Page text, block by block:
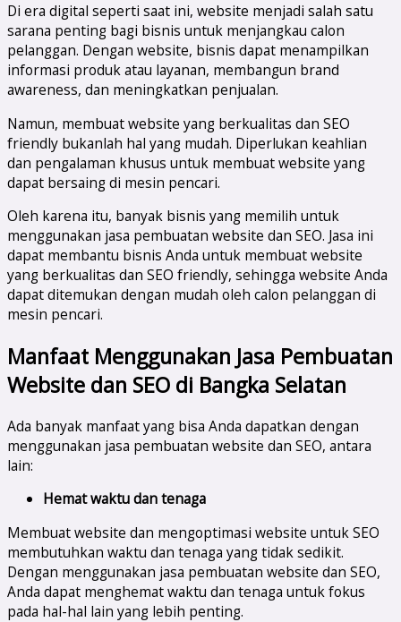
Di era digital seperti saat ini, website menjadi salah satu
sarana penting bagi bisnis untuk menjangkau calon
pelanggan. Dengan website, bisnis dapat menampilkan
informasi produk atau layanan, membangun brand
awareness, dan meningkatkan penjualan.
Namun, membuat website yang berkualitas dan SEO
friendly bukanlah hal yang mudah. Diperlukan keahlian
dan pengalaman khusus untuk membuat website yang
dapat bersaing di mesin pencari.
Oleh karena itu, banyak bisnis yang memilih untuk
menggunakan jasa pembuatan website dan SEO. Jasa ini
dapat membantu bisnis Anda untuk membuat website
yang berkualitas dan SEO friendly, sehingga website Anda
dapat ditemukan dengan mudah oleh calon pelanggan di
mesin pencari.
Manfaat Menggunakan Jasa Pembuatan
Website dan SEO di Bangka Selatan
Ada banyak manfaat yang bisa Anda dapatkan dengan
menggunakan jasa pembuatan website dan SEO, antara
lain:
Hemat waktu dan tenaga
Membuat website dan mengoptimasi website untuk SEO
membutuhkan waktu dan tenaga yang tidak sedikit.
Dengan menggunakan jasa pembuatan website dan SEO,
Anda dapat menghemat waktu dan tenaga untuk fokus
pada hal-hal lain yang lebih penting.